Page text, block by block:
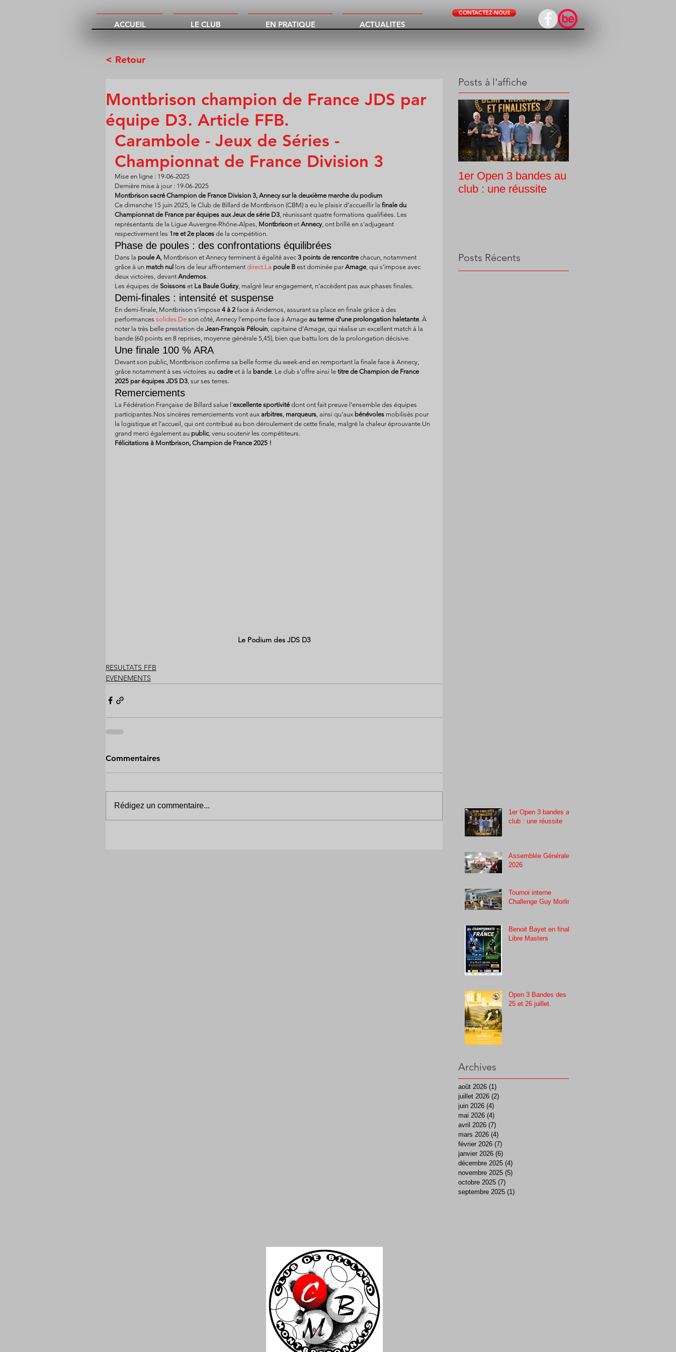
ACCUEIL LE CLUB EN PRATIQUE ACTUALITES
CONTACTEZ-NOUS
< Retour
Montbrison champion de France JDS par
équipe D3. Article FFB.
Carambole - Jeux de Séries -
Championnat de France Division 3
Mise en ligne : 19-06-2025
Dernière mise à jour : 19-06-2025
Montbrison sacré Champion de France Division 3, Annecy sur la deuxième marche du podium
Ce dimanche 15 juin 2025, le Club de Billard de Montbrison (CBM) a eu le plaisir d’accueillir la finale du
Championnat de France par équipes aux Jeux de série D3, réunissant quatre formations qualifiées. Les
représentants de la Ligue Auvergne-Rhône-Alpes, Montbrison et Annecy, ont brillé en s’adjugeant
respectivement les 1re et 2e places de la compétition.
Phase de poules : des confrontations équilibrées
Dans la poule A, Montbrison et Annecy terminent à égalité avec 3 points de rencontre chacun, notamment
grâce à un match nul lors de leur affrontement direct.La poule B est dominée par Arnage, qui s’impose avec
deux victoires, devant Andernos.
Les équipes de Soissons et La Baule Guézy, malgré leur engagement, n’accèdent pas aux phases finales.
Demi-finales : intensité et suspense
En demi-finale, Montbrison s’impose 4 à 2 face à Andernos, assurant sa place en finale grâce à des
performances solides.De son côté, Annecy l’emporte face à Arnage au terme d’une prolongation haletante. À
noter la très belle prestation de Jean-François Pélouin, capitaine d’Arnage, qui réalise un excellent match à la
bande (60 points en 8 reprises, moyenne générale 5,45), bien que battu lors de la prolongation décisive.
Une finale 100 % ARA
Devant son public, Montbrison confirme sa belle forme du week-end en remportant la finale face à Annecy,
grâce notamment à ses victoires au cadre et à la bande. Le club s’offre ainsi le titre de Champion de France
2025 par équipes JDS D3, sur ses terres.
Remerciements
La Fédération Française de Billard salue l’excellente sportivité dont ont fait preuve l’ensemble des équipes
participantes.Nos sincères remerciements vont aux arbitres, marqueurs, ainsi qu’aux bénévoles mobilisés pour
la logistique et l’accueil, qui ont contribué au bon déroulement de cette finale, malgré la chaleur éprouvante.Un
grand merci également au public, venu soutenir les compétiteurs.
Félicitations à Montbrison, Champion de France 2025 !
Le Podium des JDS D3
RESULTATS FFB
EVENEMENTS
Commentaires
Rédigez un commentaire...
Posts à l'affiche
1er Open 3 bandes au
club : une réussite
Posts Récents
1er Open 3 bandes au
club : une réussite
Assemblée Générale
2026
Tournoi interne
Challenge Guy Morlin
Benoit Bayet en finale
Libre Masters
Open 3 Bandes des
25 et 26 juillet.
Archives
août 2026 (1)
juillet 2026 (2)
juin 2026 (4)
mai 2026 (4)
avril 2026 (7)
mars 2026 (4)
février 2026 (7)
janvier 2026 (6)
décembre 2025 (4)
novembre 2025 (5)
octobre 2025 (7)
septembre 2025 (1)